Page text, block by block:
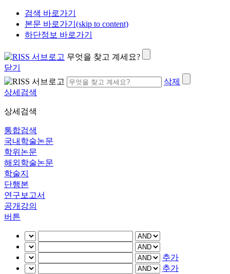
검색 바로가기
본문 바로가기(skip to content)
하단정보 바로가기
무엇을 찾고 계세요?
닫기
삭제
상세검색
상세검색
통합검색
국내학술논문
학위논문
해외학술논문
학술지
단행본
연구보고서
공개강의
버튼
추가
추가